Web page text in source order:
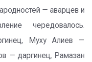
— аварцев и
чередовалось.
Муху Алиев —
— даргинец, Рамазан